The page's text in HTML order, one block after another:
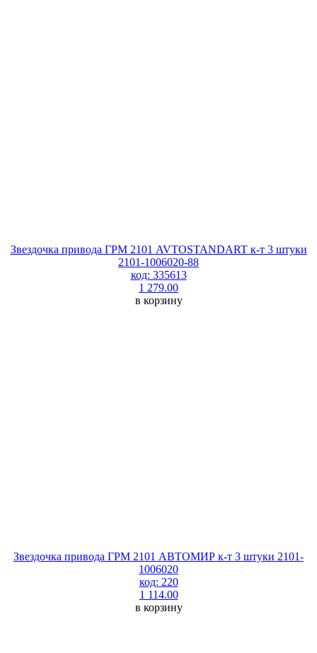
Звездочка привода ГРМ 2101 AVTOSTANDART к-т 3 штуки
2101-1006020-88
код: 335613
1 279.00
в корзину
Звездочка привода ГРМ 2101 АВТОМИР к-т 3 штуки 2101-
1006020
код: 220
1 114.00
в корзину